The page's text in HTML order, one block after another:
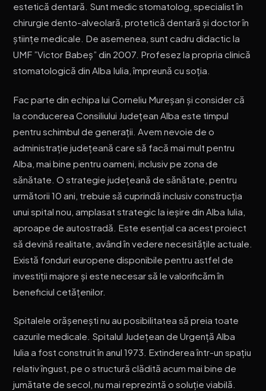
estetică dentară. Sunt medic stomatolog, specialist în
chirurgie dento-alveolară, protetică dentară și doctor în
științe medicale. De asemenea, sunt cadru didactic la
UMF ”Victor Babeș” din 2007. Profesez la propria clinică
stomatologică din Alba Iulia, împreună cu soția.
Fac parte din echipa lui Corneliu Mureșan și consider că
la conducerea Consiliului Județean Alba este timpul
pentru schimbul de generații. Avem nevoie de o
administrație județeană care să facă mai mult pentru
Alba, mai bine pentru oameni, inclusiv pe zona de
sănătate. O strategie județeană de sănătate, pentru
următorii 10 ani, trebuie să cuprindă inclusiv construcția
unui spital nou, amplasat strategic la ieșire din Alba Iulia,
aproape de autostradă. Este esențial ca acest proiect
să devină realitate, având în vedere necesitățile actuale.
Există fonduri europene disponibile pentru astfel de
investiții majore și este necesar să le valorificăm în
beneficiul cetățenilor.
Spitalele orășenești nu au posibilitatea să preia toate
cazurile medicale. Spitalul Județean de Urgență Alba
Iulia a fost construit în anul 1973. Extinderea într-un spațiu
relativ îngust, pe o structură clădită acum mai bine de
jumătate de secol, nu mai reprezintă o soluție viabilă.